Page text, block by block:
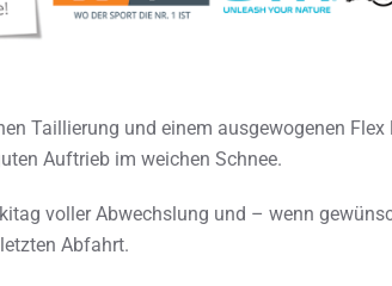
Taillierung und einem ausgewogenen Flex
Auftrieb im weichen Schnee.
voller Abwechslung und – wenn
Abfahrt.